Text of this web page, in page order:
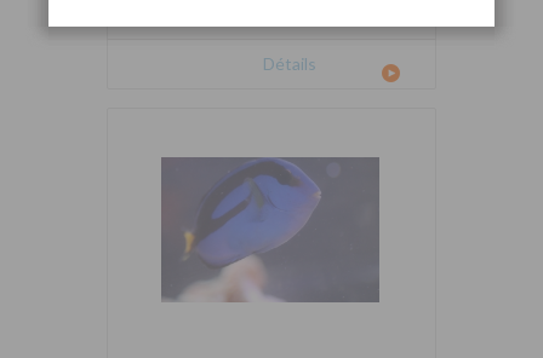
Détails